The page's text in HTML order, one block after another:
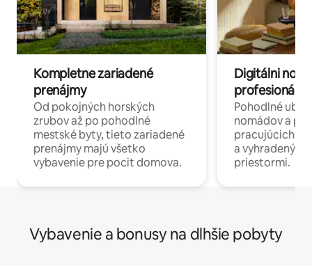
Kompletne zariadené
prenájmy
Od pokojných horských
zrubov až po pohodlné
mestské byty, tieto zariadené
prenájmy majú všetko
vybavenie pre pocit domova.
Digitálni
profesionáli
Pohodlné
nomádov a
pracujúcich
a
priestormi.
Vybavenie a bonusy na dlhšie pobyty